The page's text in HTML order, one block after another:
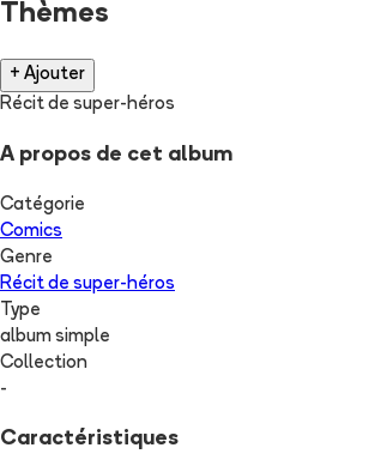
Thèmes
+ Ajouter
Récit de super-héros
A propos de cet album
Catégorie
Comics
Genre
Récit de super-héros
Type
album simple
Collection
-
Caractéristiques